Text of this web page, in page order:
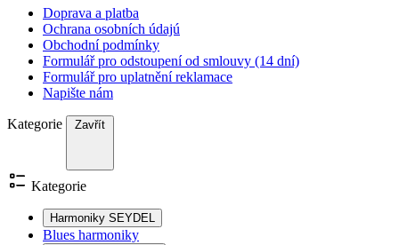
Doprava a platba
Ochrana osobních údajú
Obchodní podmínky
Formulář pro odstoupení od smlouvy (14 dní)
Formulář pro uplatnění reklamace
Napište nám
Kategorie Zavřít
Kategorie
Harmoniky SEYDEL
Blues harmoniky